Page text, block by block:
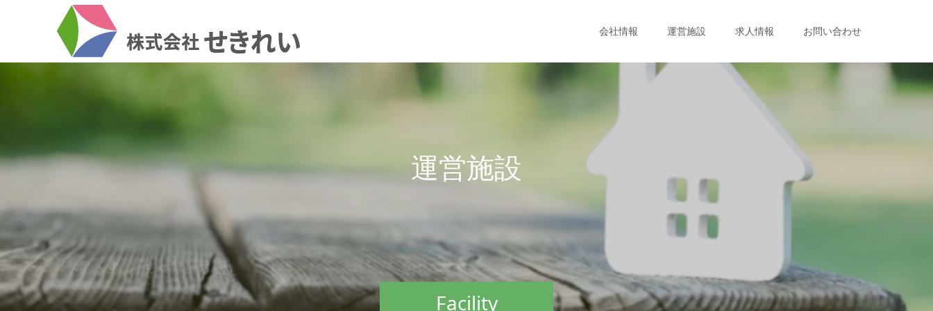
会社情報 運営施設 求人情報 お問い合わせ
Facility
運営施設